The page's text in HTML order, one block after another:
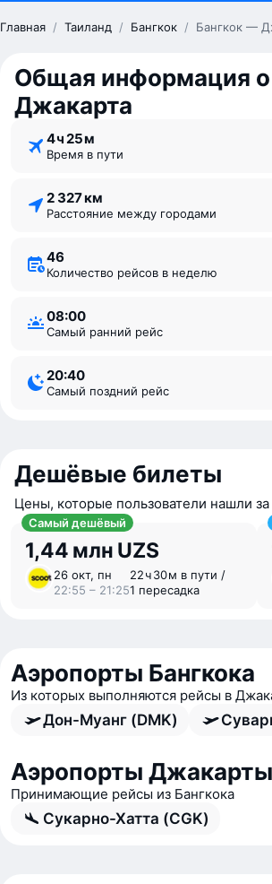
Главная / Таиланд / Бангкок / Бангкок —
Общая информация
Джакарта
4 ⁠ч 25 ⁠м
Время в пути
2 327 км
Расстояние между городами
46
Количество рейсов в неделю
08:00
Самый ранний рейс
20:40
Самый поздний рейс
Дешёвые билеты
Цены, которые пользователи нашли
Самый дешёвый
1,44 млн UZS
26 окт, пн
22:55 – 21:25
22 ⁠ч 30 ⁠м в пути /
1 пересадка
Аэропорты Бангкока
Из которых выполняются рейсы в
Дон-Муанг (DMK)
Аэропорты Джакарты
Принимающие рейсы из Бангкока
Сукарно-Хатта (CGK)